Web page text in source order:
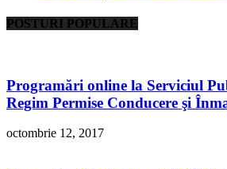
POSTURI POPULARE
Programări online la Serviciul
Regim Permise Conducere şi
octombrie 12, 2017